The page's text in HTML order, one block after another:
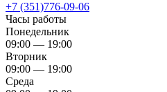
+7 (351)776-09-06
Часы работы
Понедельник
09:00 — 19:00
Вторник
09:00 — 19:00
Среда